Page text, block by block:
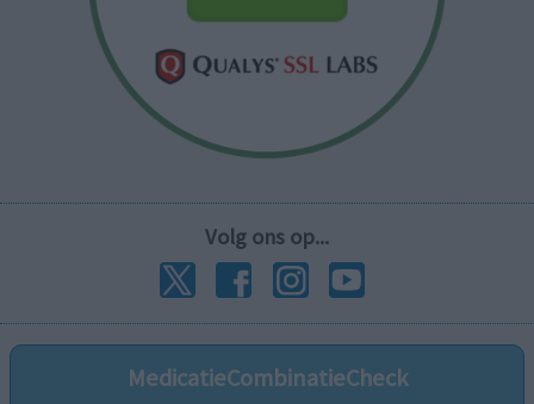
Volg ons op...
MedicatieCombinatieCheck